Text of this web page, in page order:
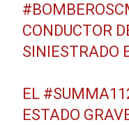
CONDUCTOR
SINIESTRADO
EL
ESTADO